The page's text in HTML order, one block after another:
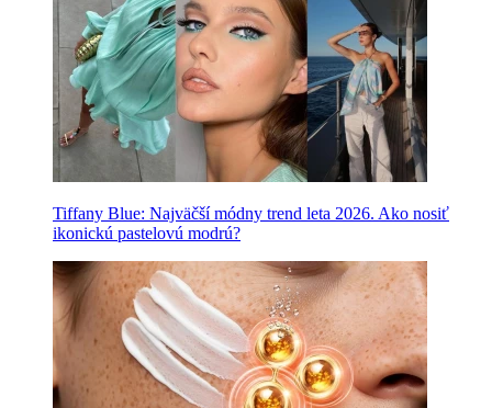
Tiffany Blue: Najväčší módny trend leta 2026. Ako nosiť
ikonickú pastelovú modrú?